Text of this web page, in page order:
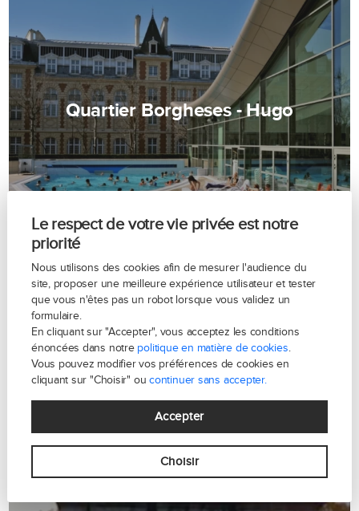
Le respect de votre vie privée est notre
priorité
Nous utilisons des cookies afin de mesurer l'audience du
site, proposer une meilleure expérience utilisateur et tester
que vous n'êtes pas un robot lorsque vous validez un
formulaire.
En cliquant sur "Accepter", vous acceptez les conditions
énoncées dans notre politique en matière de cookies.
Vous pouvez modifier vos préférences de cookies en
cliquant sur "Choisir" oucontinuer sans accepter.
Accepter
Choisir
Quartier Borgheses - Hugo
Quartier Duc d'Orleans